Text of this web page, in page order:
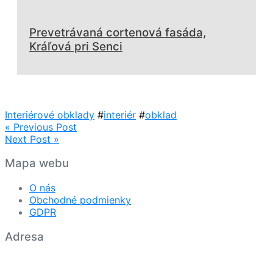
Prevetrávaná cortenová fasáda,
Kráľová pri Senci
Interiérové obklady #interiér #obklad
Navigácia
v
článku
« Previous Post
Next Post »
Mapa webu
O nás
Obchodné podmienky
GDPR
Adresa